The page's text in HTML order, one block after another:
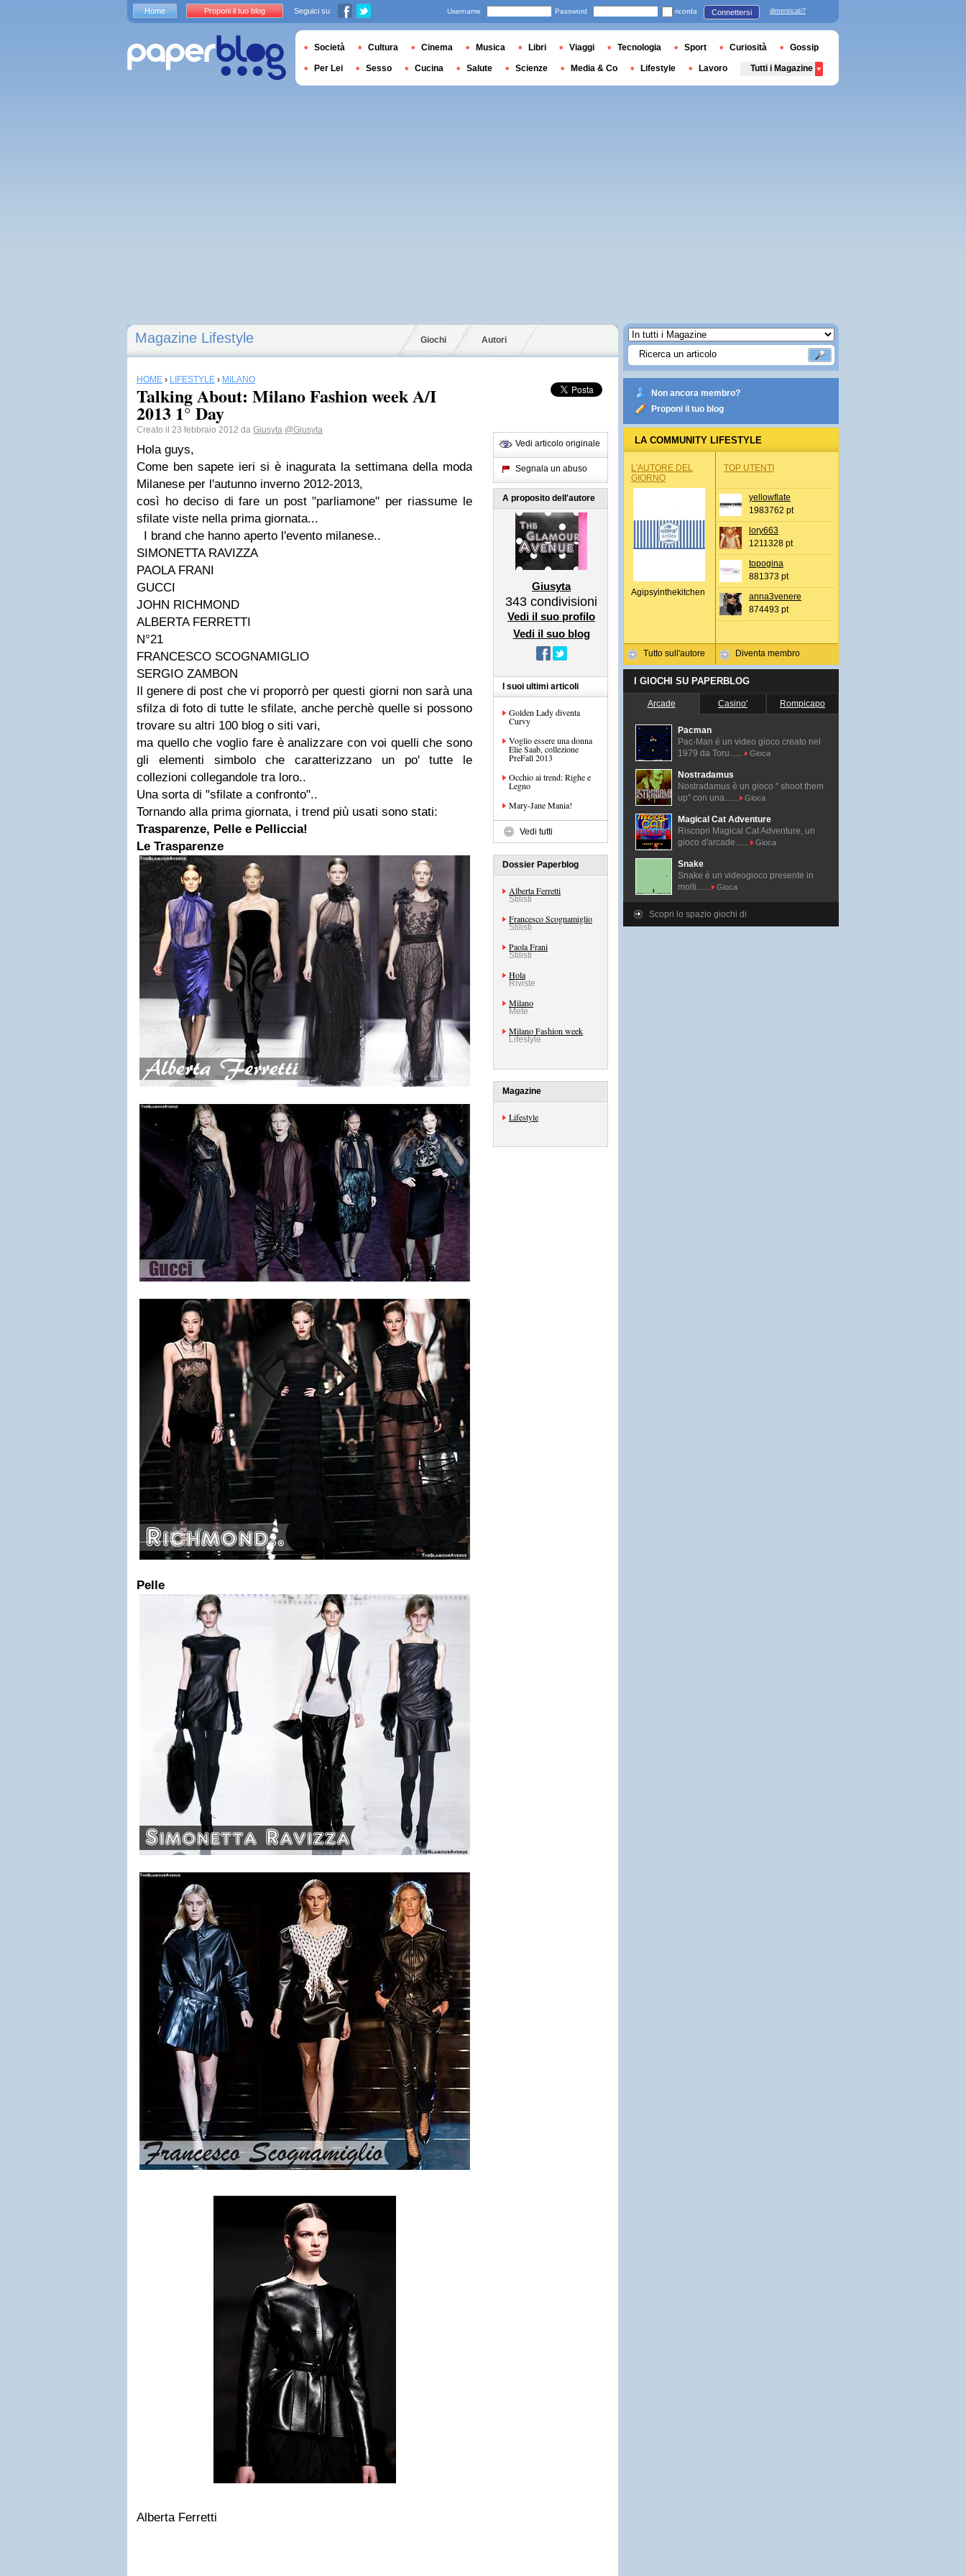
Magazine Lifestyle Giochi Autori
HOME › LIFESTYLE › MILANO
Talking About: Milano Fashion week A/I
2013 1° Day
Creato il 23 febbraio 2012 da Giusyta @Giusyta
Hola guys,
Come ben sapete ieri si è inagurata la settimana della moda
Milanese per l'autunno inverno 2012-2013,
così ho deciso di fare un post "parliamone" per riassume le
sfilate viste nella prima giornata...
I brand che hanno aperto l'evento milanese..
SIMONETTA RAVIZZA
PAOLA FRANI
GUCCI
JOHN RICHMOND
ALBERTA FERRETTI
N°21
FRANCESCO SCOGNAMIGLIO
SERGIO ZAMBON
Il genere di post che vi proporrò per questi giorni non sarà una
sfilza di foto di tutte le sfilate, anche perchè quelle si possono
trovare su altri 100 blog o siti vari,
ma quello che voglio fare è analizzare con voi quelli che sono
gli elementi simbolo che caratterizzano un po' tutte le
collezioni collegandole tra loro..
Una sorta di "sfilate a confronto"..
Tornando alla prima giornata, i trend più usati sono stati:
Trasparenze, Pelle e Pelliccia!
Le Trasparenze
Pelle
Alberta Ferretti
Vedi articolo originale
Segnala un abuso
A proposito dell'autore
Giusyta
343 condivisioni
Vedi il suo profilo
Vedi il suo blog
I suoi ultimi articoli
Golden Lady diventa
Curvy
Voglio essere una donna
Elie Saab, collezione
PreFall 2013
Occhio ai trend: Righe e
Legno
Mary-Jane Mania!
Vedi tutti
Dossier Paperblog
Alberta Ferretti
Stilisti
Francesco Scognamiglio
Stilisti
Paola Frani
Stilisti
Hola
Riviste
Milano
Mete
Milano Fashion week
Lifestyle
Magazine
Lifestyle
Non ancora membro?
Proponi il tuo blog
LA COMMUNITY LIFESTYLE
L'AUTORE DEL
GIORNO
Agipsyinthekitchen
Tutto sull'autore
TOP UTENTI
yellowflate
1983762 pt
lory663
1211328 pt
topogina
881373 pt
anna3venere
874493 pt
Diventa membro
I GIOCHI SU PAPERBLOG
Arcade Casino' Rompicapo
Pacman
Pac-Man é un video gioco creato nel
1979 da Toru......
Gioca
Nostradamus
Nostradamus è un gioco " shoot them
up" con una......
Gioca
Magical Cat Adventure
Riscopri Magical Cat Adventure, un
gioco d'arcade......
Gioca
Snake
Snake è un videogioco presente in
molti......
Gioca
Scopri lo spazio giochi di
Home Proponi il tuo blog Seguici su Username Password ricorda Connettersi dimenticati?
Società Cultura Cinema Musica Libri Viaggi Tecnologia Sport Curiosità Gossip
Per Lei Sesso Cucina Salute Scienze Media & Co Lifestyle Lavoro Tutti i Magazine